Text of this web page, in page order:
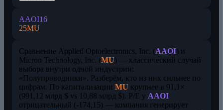
AAOI16
25MU
Сравнение Applied Optoelectronics, Inc. (AAOI) и
Micron Technology, Inc. (MU) — классический случай
выбора внутри одной индустрии:
«Полупроводники». Разберём, кто из них сильнее по
цифрам. По капитализации MU крупнее в 91,1×
(991,12 млрд $ vs 10,88 млрд $). P/E у AAOI
отрицательный (-174,15) — компания генерирует